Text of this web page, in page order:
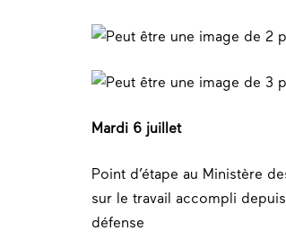
Mardi 6 juillet
Point d’étape au Ministère
sur le travail accompli
défense